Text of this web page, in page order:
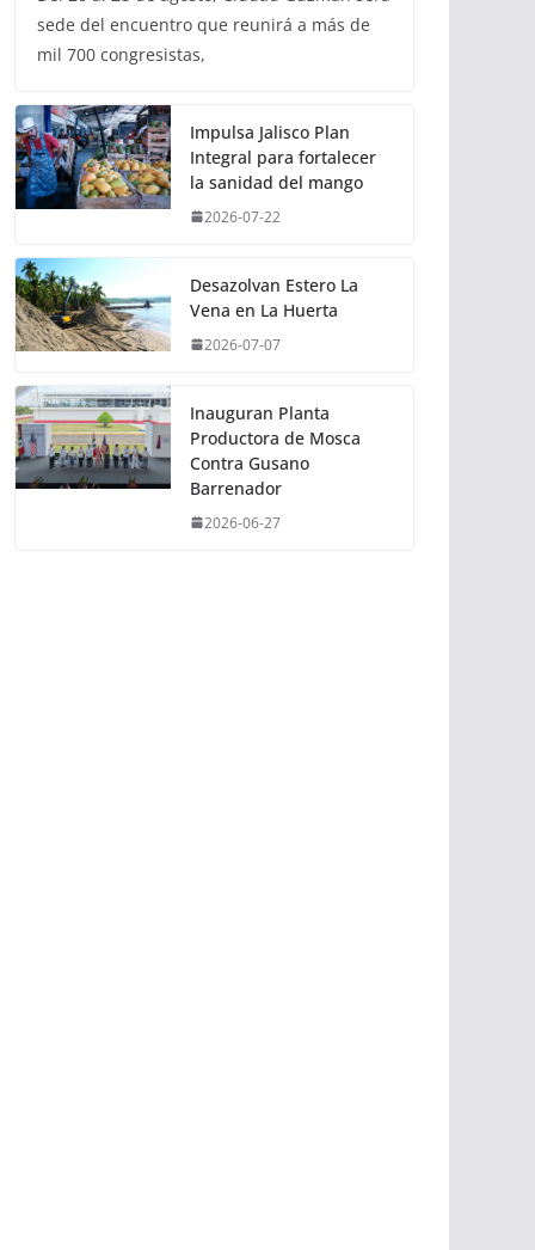
sede del encuentro que reunirá a más de
mil 700 congresistas,
Impulsa Jalisco Plan
Integral para fortalecer
la sanidad del mango
2026-07-22
Desazolvan Estero La
Vena en La Huerta
2026-07-07
Inauguran Planta
Productora de Mosca
Contra Gusano
Barrenador
2026-06-27